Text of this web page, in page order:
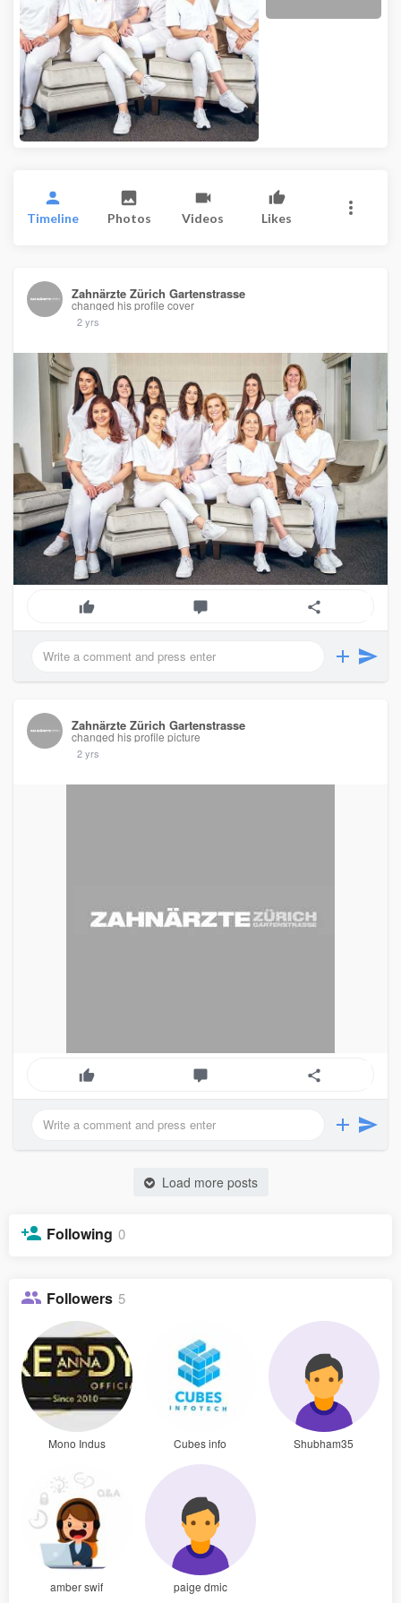
Timeline Photos Videos Likes
Zahnärzte Zürich Gartenstrasse
changed his profile cover
2 yrs
Zahnärzte Zürich Gartenstrasse
changed his profile picture
2 yrs
Load more posts
Following 0
Followers 5
Mono Indus Cubes info Shubham35
amber swif paige dmic